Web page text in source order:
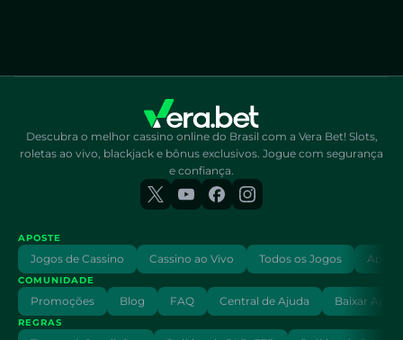
Descubra o melhor cassino online do Brasil com a Vera Bet! Slots,
roletas ao vivo, blackjack e bônus exclusivos. Jogue com segurança
e confiança.
APOSTE
Jogos de Cassino Cassino ao Vivo Todos os Jogos
COMUNIDADE
Promoções Blog FAQ Central de Ajuda Baixar App
REGRAS